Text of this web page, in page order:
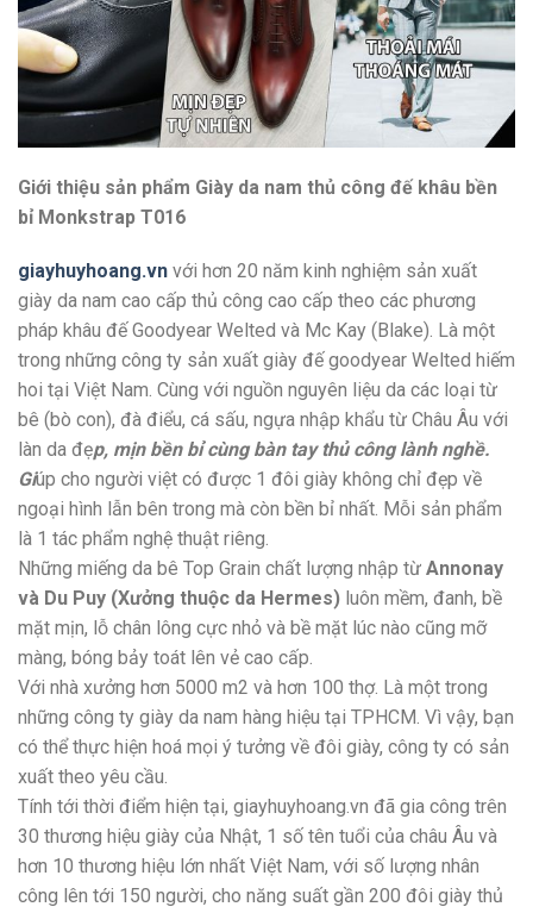
Giới thiệu sản phẩm Giày da nam thủ công đế khâu bền
bỉ Monkstrap T016
giayhuyhoang.vn với hơn 20 năm kinh nghiệm sản xuất
giày da nam cao cấp thủ công cao cấp theo các phương
pháp khâu đế Goodyear Welted và Mc Kay (Blake). Là một
trong những công ty sản xuất giày đế goodyear Welted hiếm
hoi tại Việt Nam. Cùng với nguồn nguyên liệu da các loại từ
bê (bò con), đà điểu, cá sấu, ngựa nhập khẩu từ Châu Âu với
làn da đẹp, mịn bền bỉ cùng bàn tay thủ công lành nghề.
Giúp cho người việt có được 1 đôi giày không chỉ đẹp về
ngoại hình lẫn bên trong mà còn bền bỉ nhất. Mỗi sản phẩm
là 1 tác phẩm nghệ thuật riêng.
Những miếng da bê Top Grain chất lượng nhập từ Annonay
và Du Puy (Xưởng thuộc da Hermes) luôn mềm, đanh, bề
mặt mịn, lỗ chân lông cực nhỏ và bề mặt lúc nào cũng mỡ
màng, bóng bảy toát lên vẻ cao cấp.
Với nhà xưởng hơn 5000 m2 và hơn 100 thợ. Là một trong
những công ty giày da nam hàng hiệu tại TPHCM. Vì vậy, bạn
có thể thực hiện hoá mọi ý tưởng về đôi giày, công ty có sản
xuất theo yêu cầu.
Tính tới thời điểm hiện tại, giayhuyhoang.vn đã gia công trên
30 thương hiệu giày của Nhật, 1 số tên tuổi của châu Âu và
hơn 10 thương hiệu lớn nhất Việt Nam, với số lượng nhân
công lên tới 150 người, cho năng suất gần 200 đôi giày thủ